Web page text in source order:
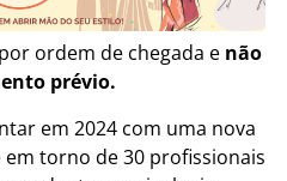
ordem de chegada e não
prévio.
em 2024 com uma nova
torno de 30 profissionais